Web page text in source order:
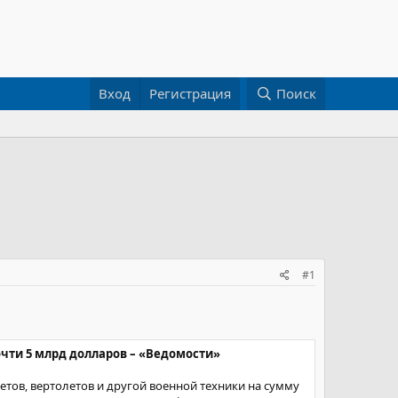
Вход Регистрация Поиск
#1
5 млрд долларов – «Ведомости»
вертолетов и другой военной техники на сумму